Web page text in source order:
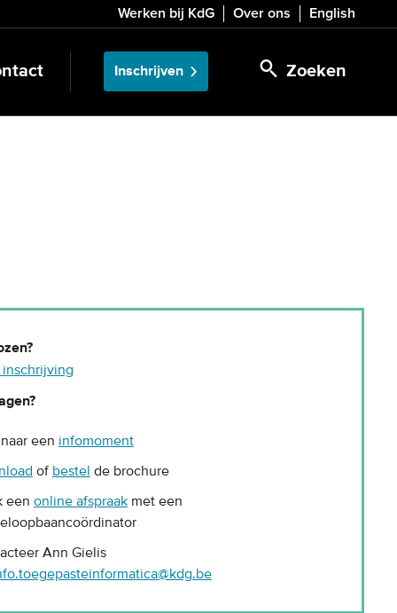
Werken bij KdG Over ons English
Zoeken
Inschrijven
een infomoment
of bestel de brochure
een online afspraakmet een
Ann Gielis